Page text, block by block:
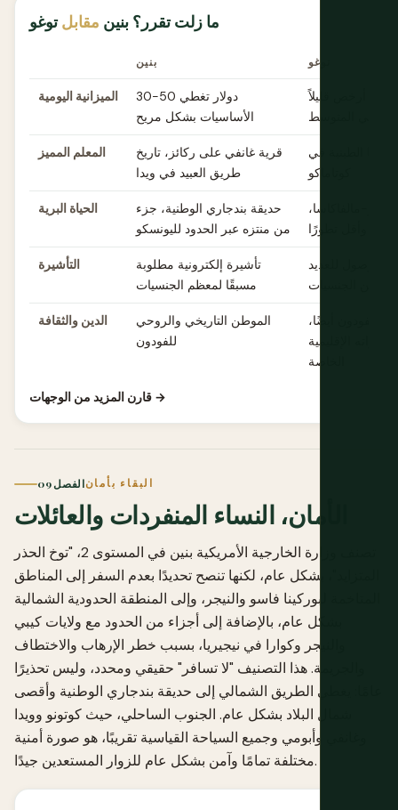
ما زلت تقرر؟ بنين مقابلتوغو
بنين توغو
الميزانية اليومية
30-50 دولار تغطي
الأساسيات بشكل مريح
أرخص قليلاً
في المتوسط
المعلم المميز
قرية غانفي على ركائز، تاريخ
طريق العبيد في ويدا
الطينية في
كوتاماكو
الحياة البرية
حديقة بندجاري الوطنية، جزء
من منتزه عبر الحدود لليونسكو
مالفاكاسا،
أصغر وأقل تطورًا
التأشيرة
تأشيرة إلكترونية مطلوبة
مسبقًا لمعظم الجنسيات
الوصول للعديد
من الجنسيات
الدين والثقافة
الموطن التاريخي والروحي
للفودون
للفودون أيضًا،
الإقليمية
الخاصة
قارن المزيد من الوجهات →
الفصل 09البقاء بأمان
الأمان، النساء المنفردات والعائلات
تصنف وزارة الخارجية الأمريكية بنين في المستوى 2، "توخ الحذر
المتزايد"، بشكل عام، لكنها تنصح تحديدًا بعدم السفر إلى المناطق
المتاخمة لبوركينا فاسو والنيجر، وإلى المنطقة الحدودية الشمالية
بشكل عام، بالإضافة إلى أجزاء من الحدود مع ولايات كيبي
والنيجر وكوارا في نيجيريا، بسبب خطر الإرهاب والاختطاف
والجريمة. هذا التصنيف "لا تسافر" حقيقي ومحدد، وليس تحذيرًا
عامًا: يغطي الطريق الشمالي إلى حديقة بندجاري الوطنية وأقصى
شمال البلاد بشكل عام. الجنوب الساحلي، حيث كوتونو وويدا
وغانفي وأبومي وجميع السياحة القياسية تقريبًا، هو صورة أمنية
مختلفة تمامًا وآمن بشكل عام للزوار المستعدين جيدًا.